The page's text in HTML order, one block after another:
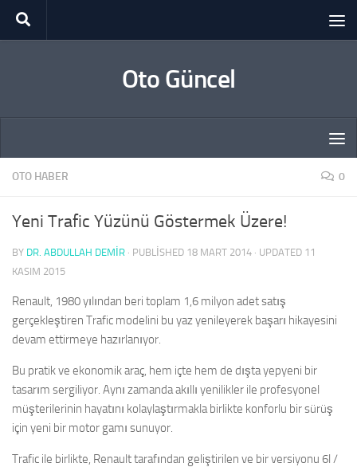
Skip to content
Oto Güncel
OTO HABER 0
Yeni Trafic Yüzünü Göstermek Üzere!
BY DR. ABDULLAH DEMİR · PUBLISHED 18 MART 2014 · UPDATED 11
KASIM 2015
Renault, 1980 yılından beri toplam 1,6 milyon adet satış
gerçekleştiren Trafic modelini bu yaz yenileyerek başarı hikayesini
devam ettirmeye hazırlanıyor.
Bu pratik ve ekonomik araç, hem içte hem de dışta yepyeni bir
tasarım sergiliyor. Aynı zamanda akıllı yenilikler ile profesyonel
müşterilerinin hayatını kolaylaştırmakla birlikte konforlu bir sürüş
için yeni bir motor gamı sunuyor.
Trafic ile birlikte, Renault tarafından geliştirilen ve bir versiyonu 6l /